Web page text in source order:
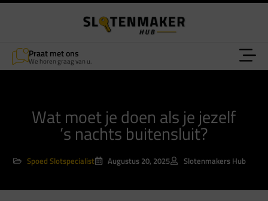
Praat met ons
We horen graag van u.
Wat moet je doen als je jezelf
’s nachts buitensluit?
Spoed Slotspecialist Augustus 20, 2025 Slotenmakers Hub